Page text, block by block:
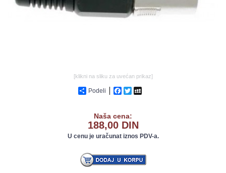
[klikni na sliku za uvećan prikaz]
Podeli Facebook
Twitter
Naša cena:
188,00 DIN
U cenu je uračunat iznos PDV-a.